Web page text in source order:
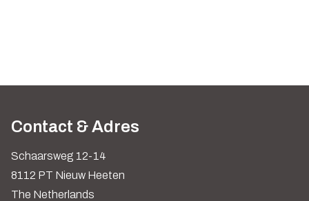
Contact & Adres
Schaarsweg 12-14
8112 PT Nieuw Heeten
The Netherlands